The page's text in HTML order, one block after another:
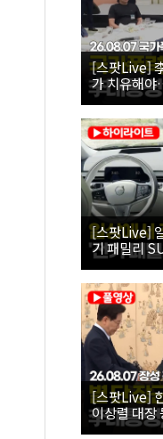
[스팟Live]
가 치유해
26.08.07 국
[스팟Live]
기 패밀리
[스팟Live]
이상렬 대장
직접 수여｜